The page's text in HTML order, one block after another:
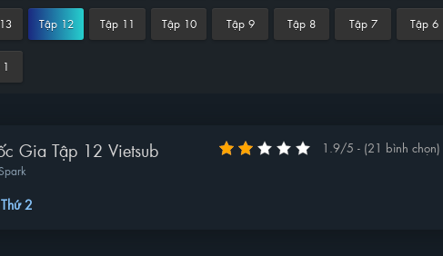
Tập 12 Tập 11 Tập 10 Tập 9 Tập 8 Tập 7 Tập 6
Gia Tập 12 Vietsub
2
1.9/5 - (21 bình chọn)